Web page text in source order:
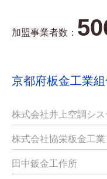
加盟事業者数：
京都府板金工業
株式会社井上空調シス
株式会社協栄板金工業
田中鈑金工作所